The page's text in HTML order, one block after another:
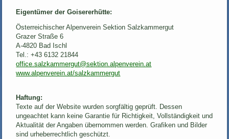
Eigentümer der Goisererhütte:
Österreichischer Alpenverein Sektion Salzkammergut
Grazer Straße 6
A-4820 Bad Ischl
Tel.: +43 6132 21844
office.salzkammergut@sektion.alpenverein.at
www.alpenverein.at/salzkammergut
Haftung:
Texte auf der Website wurden sorgfältig geprüft. Dessen
ungeachtet kann keine Garantie für Richtigkeit, Vollständigkeit und
Aktualität der Angaben übernommen werden. Grafiken und Bilder
sind urheberrechtlich geschützt.